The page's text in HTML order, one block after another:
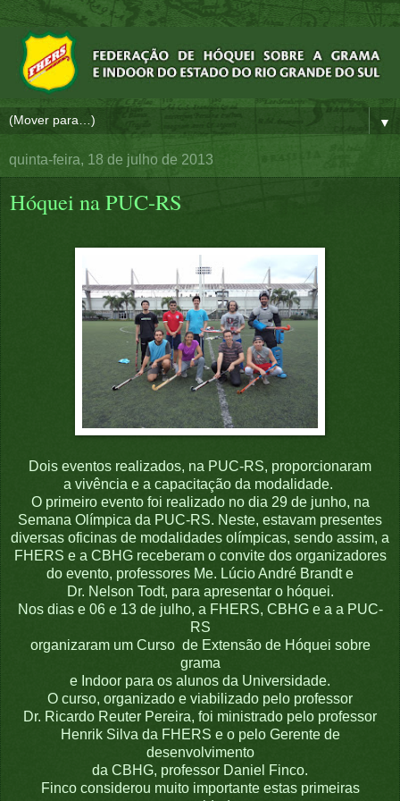
▼
quinta-feira, 18 de julho de 2013
Hóquei na PUC-RS
Dois eventos realizados, na PUC-RS, proporcionaram
a vivência e a capacitação da modalidade.
O primeiro evento foi realizado no dia 29 de junho, na
Semana Olímpica da PUC-RS. Neste, estavam presentes
diversas oficinas de modalidades olímpicas, sendo assim, a
FHERS e a CBHG receberam o convite dos organizadores
do evento, professores Me. Lúcio André Brandt e
Dr. Nelson Todt, para apresentar o hóquei.
Nos dias e 06 e 13 de julho, a FHERS, CBHG e a a PUC-
RS
organizaram um Curso de Extensão de Hóquei sobre
grama
e Indoor para os alunos da Universidade.
O curso, organizado e viabilizado pelo professor
Dr. Ricardo Reuter Pereira, foi ministrado pelo professor
Henrik Silva da FHERS e o pelo Gerente de
desenvolvimento
da CBHG, professor Daniel Finco.
Finco considerou muito importante estas primeiras